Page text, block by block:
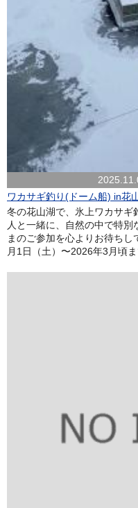
ワカサギ釣り(ドーム船) in
冬の花山湖で、氷上ワカサギ
人と一緒に、自然の中で特
まのご参加を心よりお待ち
月1日（土）〜2026年3月頃